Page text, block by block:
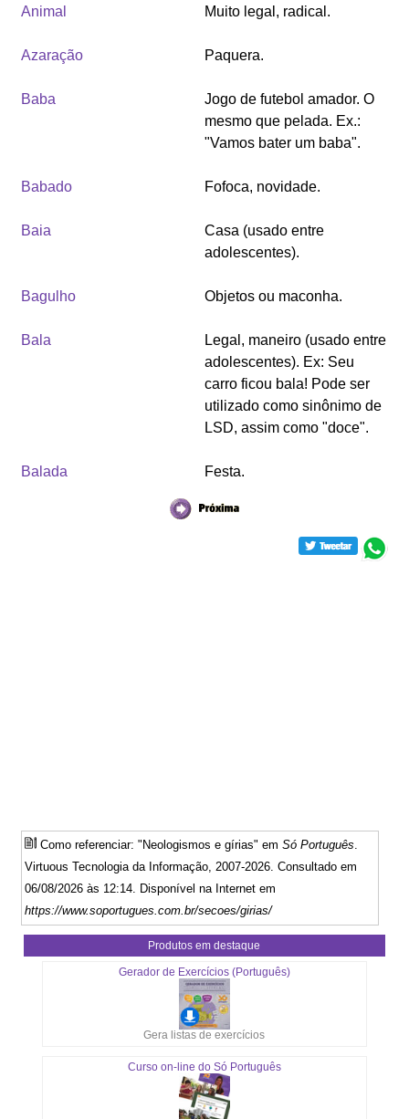
Animal Muito legal, radical.
Azaração Paquera.
Baba
Jogo de futebol amador. O
mesmo que pelada. Ex.:
"Vamos bater um baba".
Babado Fofoca, novidade.
Baia
Casa (usado entre
adolescentes).
Bagulho Objetos ou maconha.
Bala
Legal, maneiro (usado entre
adolescentes). Ex: Seu
carro ficou bala! Pode ser
utilizado como sinônimo de
LSD, assim como "doce".
Balada Festa.
Como referenciar: "Neologismos e gírias" emSó Português.
Virtuous Tecnologia da Informação, 2007-2026. Consultado em
06/08/2026 às 12:14. Disponível na Internet em
https://www.soportugues.com.br/secoes/girias/
Produtos em destaque
Gerador de Exercícios (Português)
Gera listas de exercícios
Curso on-line do Só Português